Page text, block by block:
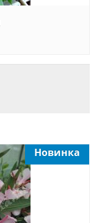
Новинка